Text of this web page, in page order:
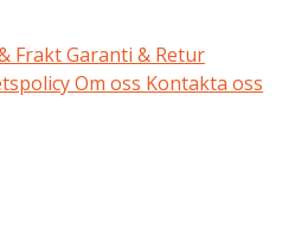
FraktGaranti & Retur
Om oss Kontakta oss